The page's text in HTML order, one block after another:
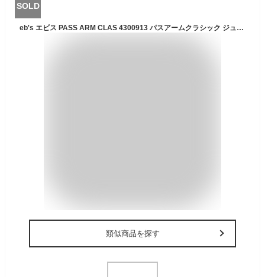
SOLD
eb's エビス PASS ARM CLAS 4300913 パスアームクラシック ジュニア 腕巻きつけタイプ 薄型 ネームプリント付き リフト券ホルダー スノーボード キッズ 正規品
類似商品を探す